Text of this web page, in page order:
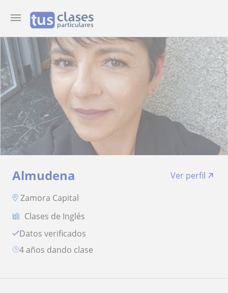
Almudena
Ver perfil
Zamora Capital
Clases de Inglés
Datos verificados
4 años dando clase